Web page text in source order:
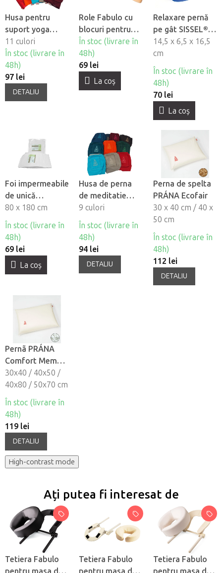
Husa pentru
suport yoga
PRANA
11 culori
În stoc (livrare în
48h)
97 lei
DETALIU
Role Fabulo cu
blocuri pentru
maderoterapie
În stoc (livrare în
48h)
69 lei
La coş
Relaxare pernă
pe gât SISSEL®
Neck Relax
14,5 x 6,5 x 16,5
cm
În stoc (livrare în
48h)
70 lei
La coş
Foi impermeabile
de unică
folosintă
HABYS®, 10 buc
80 x 180 cm
În stoc (livrare în
48h)
69 lei
La coş
Husa de perna
de meditatie
PRANA
9 culori
În stoc (livrare în
48h)
94 lei
DETALIU
Perna de spelta
PRÁNA Ecofair
30 x 40 cm / 40 x
50 cm
În stoc (livrare în
48h)
112 lei
DETALIU
Pernã PRÁNA
Comfort Memory
din spumã cu
memorie
30x40 / 40x50 /
40x80 / 50x70 cm
În stoc (livrare în
48h)
119 lei
DETALIU
High-contrast mode
Ați putea fi interesat de
Tetiera Fabulo
pentru masa de
Tetiera Fabulo
pentru masa de
Tetiera Fabulo
pentru masa de